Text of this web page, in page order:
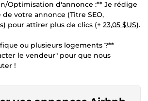
Optimisation d'annonce :** Je rédige
votre annonce (Titre SEO,
pour attirer plus de clics (+ 23,05 $US).
ou plusieurs logements ?**
le vendeur" pour que nous
!